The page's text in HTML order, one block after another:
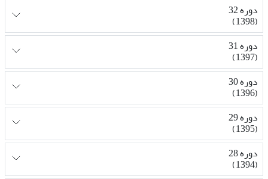
دوره 32
(1398)
دوره 31
(1397)
دوره 30
(1396)
دوره 29
(1395)
دوره 28
(1394)